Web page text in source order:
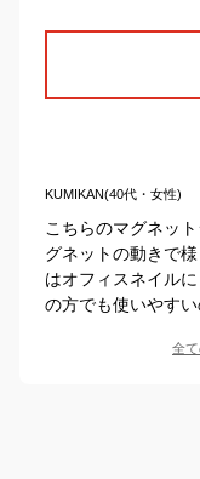
KUMIKAN(40代・女性)
こちらのマグネッ
グネットの動きで
はオフィスネイル
の方でも使いやすい
全